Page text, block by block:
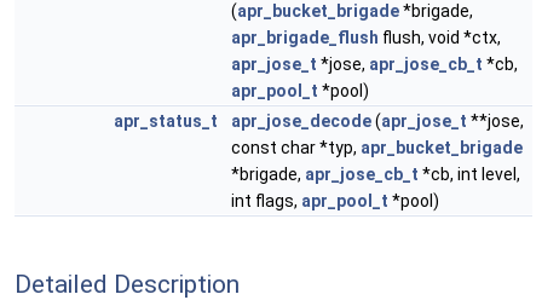
(apr_bucket_brigade*brigade,
apr_brigade_flush flush, void *ctx,
apr_jose_t *jose, apr_jose_cb_t *cb,
apr_pool_t *pool)
apr_status_t
apr_jose_decode(apr_jose_t **jose,
const char *typ, apr_bucket_brigade
*brigade, apr_jose_cb_t *cb, int level,
int flags, apr_pool_t *pool)
Detailed Description